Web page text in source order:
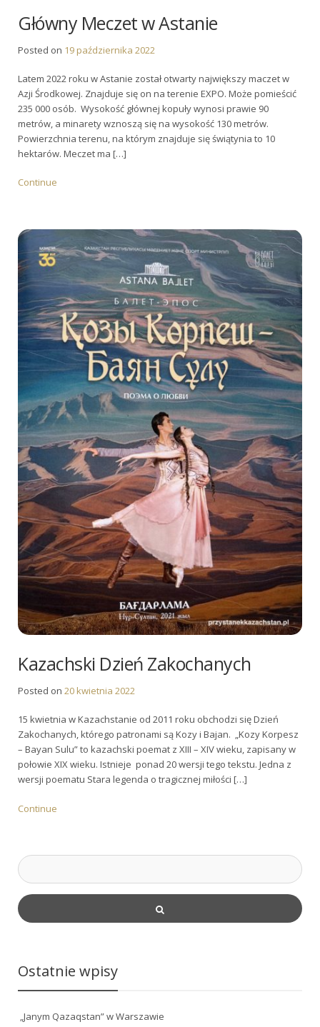
Główny Meczet w Astanie
Posted on 19 października 2022
Latem 2022 roku w Astanie został otwarty największy maczet w
Azji Środkowej. Znajduje się on na terenie EXPO. Może pomieścić
235 000 osób. Wysokość głównej kopuły wynosi prawie 90
metrów, a minarety wznoszą się na wysokość 130 metrów.
Powierzchnia terenu, na którym znajduje się świątynia to 10
hektarów. Meczet ma […]
Continue
Kazachski Dzień Zakochanych
Posted on 20 kwietnia 2022
15 kwietnia w Kazachstanie od 2011 roku obchodzi się Dzień
Zakochanych, którego patronami są Kozy i Bajan. „Kozy Korpesz
– Bayan Sulu” to kazachski poemat z XIII – XIV wieku, zapisany w
połowie XIX wieku. Istnieje ponad 20 wersji tego tekstu. Jedna z
wersji poematu Stara legenda o tragicznej miłości […]
Continue
Ostatnie wpisy
„Janym Qazaqstan” w Warszawie